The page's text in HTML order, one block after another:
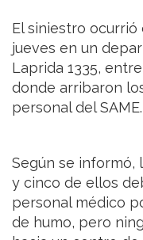
El siniestro
jueves en un
Laprida 1335,
donde arribaron
personal del SAME.
Según se informó,
y cinco de ellos
personal médico
de humo, pero